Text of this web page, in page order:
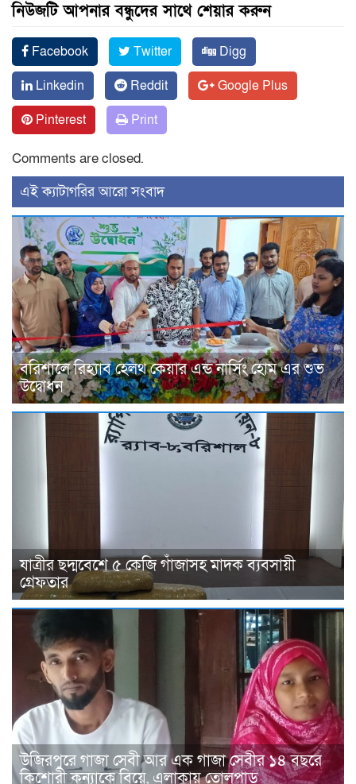
নিউজটি আপনার বন্ধুদের সাথে শেয়ার করুন
Facebook Twitter
Digg
Linkedin
Reddit
Google Plus
Pinterest
Print
Comments are closed.
‍এই ক্যাটাগরির ‍আরো সংবাদ
বরিশালে রিহ্যাব হেলথ কেয়ার এন্ড নার্সিং হোম এর শুভ
উদ্বোধন
যাত্রীর ছদ্মবেশে ৫ কেজি গাঁজাসহ মাদক ব্যবসায়ী
গ্রেফতার
উজিরপুরে গাজা সেবী আর এক গাজা সেবীর ১৪ বছরে
কিশোরী কন্যাকে বিয়ে, এলাকায় তোলপাড়